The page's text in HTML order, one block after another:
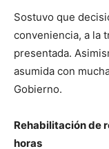
Sostuvo que
conveniencia, a la
presentada.
asumida con
Gobierno.
Rehabilitación de
horas